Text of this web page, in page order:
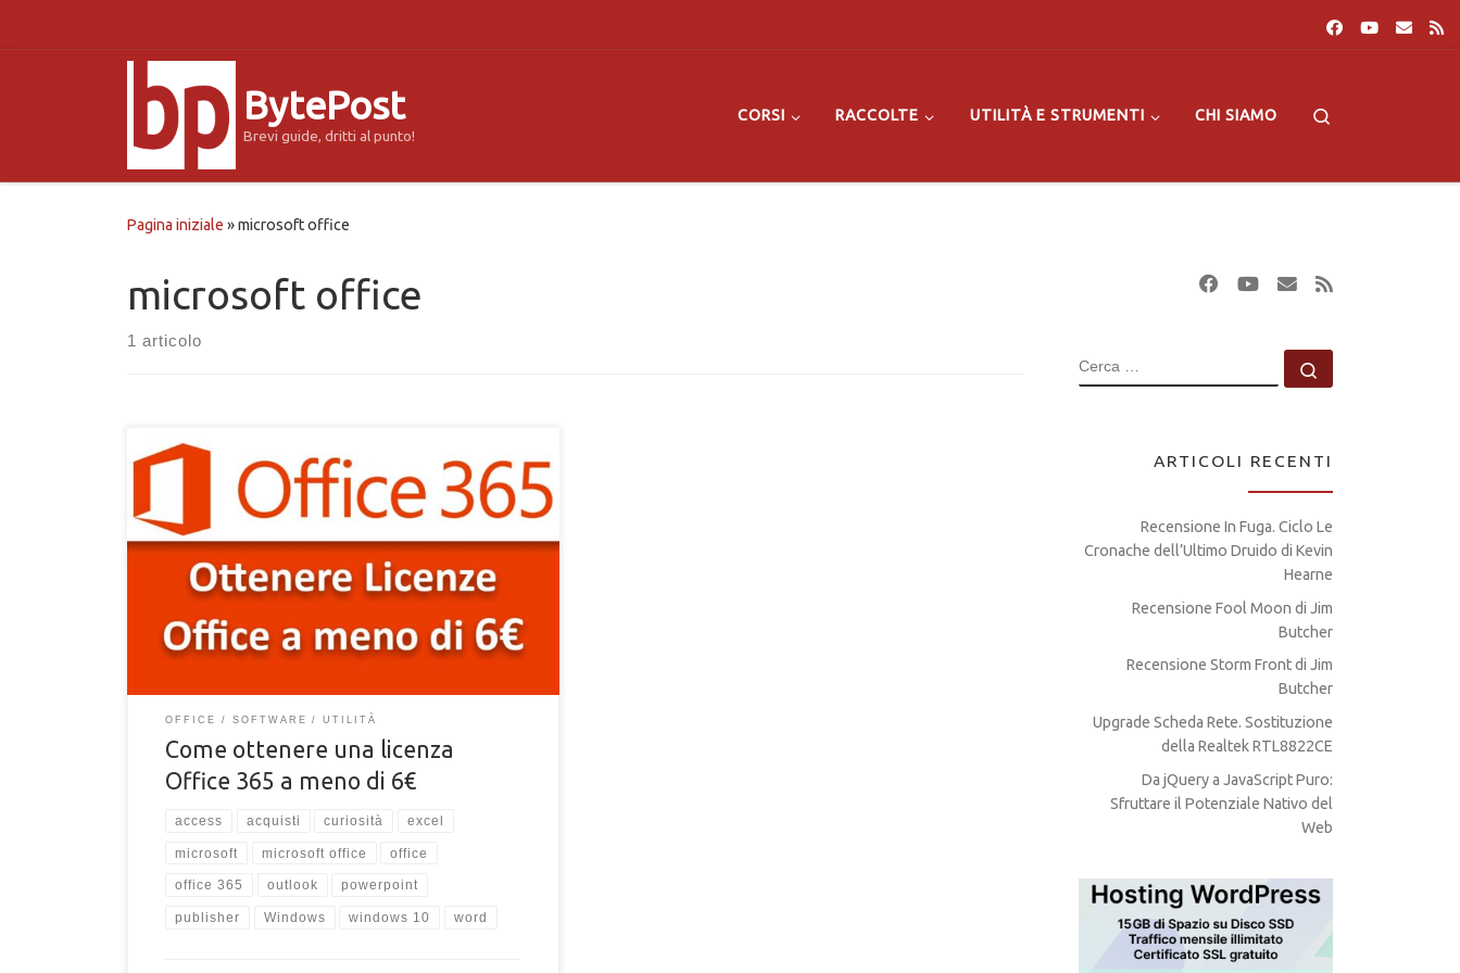
BytePost
Brevi guide, dritti al punto!
CORSI RACCOLTE UTILITÀ E STRUMENTI CHI SIAMO
Pagina iniziale »microsoft office
microsoft office
1 articolo
Scopri come poter ottenere una licenza ufficiale a vita di
Microsoft Office 365, totalmente legale e licenza digitale
ufficiale, a 6€ o molto meno!
OFFICE SOFTWARE UTILITÀ
Come ottenere una licenza
Office 365 a meno di 6€
access acquisti curiosità excel
microsoft microsoft office office
office 365 outlook powerpoint
publisher Windows windows 10 word
CERCA
ARTICOLI RECENTI
Recensione In Fuga. Ciclo Le
Cronache dell’Ultimo Druido di Kevin
Hearne
Recensione Fool Moon di Jim
Butcher
Recensione Storm Front di Jim
Butcher
Upgrade Scheda Rete. Sostituzione
della Realtek RTL8822CE
Da jQuery a JavaScript Puro:
Sfruttare il Potenziale Nativo del
Web